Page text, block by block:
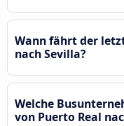
Wann fährt der
nach Sevilla?
Welche
von Puerto Real